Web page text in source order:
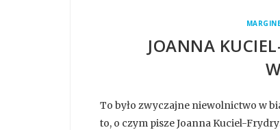
JOANNA
To było zwyczajne niewolnictwo w
to, o czym pisze Joanna Kuciel-